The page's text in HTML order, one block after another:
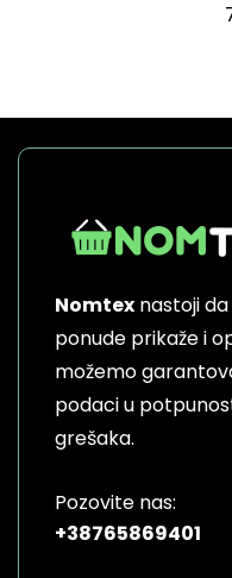
Nomtex nastoji
ponude prikaže i
možemo
podaci u
grešaka.
Pozovite nas:
+38765869401